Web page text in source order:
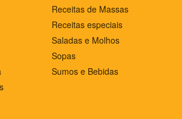
Receitas de Massas
Receitas especiais
Saladas e Molhos
Sopas
Sumos e Bebidas